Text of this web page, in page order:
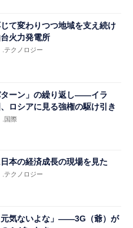
て変わりつつ地域を支え続け
火力発電所
.テクノロジー
ターン」の繰り返し――イラ
ロシアに見る強権の駆け引き
.国際
本の経済成長の現場を見た
.テクノロジー
元気ないよな」――3G（爺）が